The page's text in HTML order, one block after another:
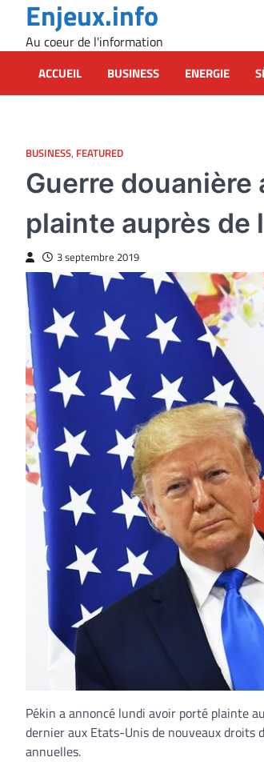
content
Enjeux.info
Au coeur de l'information
ACCUEIL BUSINESS ENERGIE
BUSINESS, FEATURED
Guerre douanière
plainte auprès de
3 septembre 2019
Pékin a annoncé lundi avoir porté plainte
dernier aux Etats-Unis de nouveaux droits
annuelles.